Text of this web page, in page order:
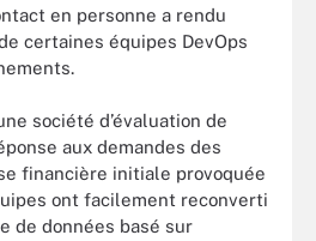
en personne a rendu
certaines équipes DevOps
société d’évaluation de
aux demandes des
financière initiale provoquée
ont facilement reconverti
de données basé sur